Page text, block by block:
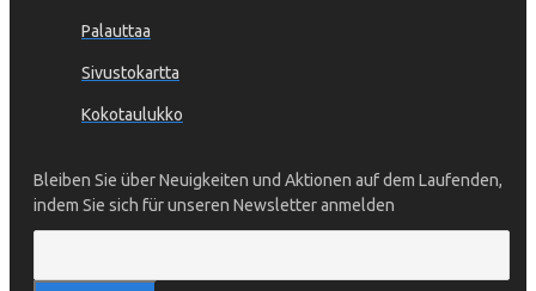
Palauttaa
Sivustokartta
Kokotaulukko
Bleiben Sie über Neuigkeiten und Aktionen auf dem Laufenden,
indem Sie sich für unseren Newsletter anmelden